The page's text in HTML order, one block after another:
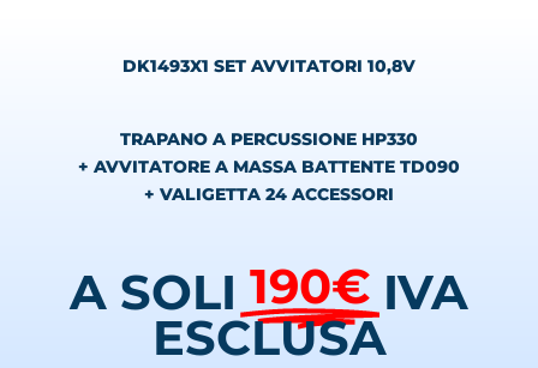
DK1493X1 SET AVVITATORI 10,8V
TRAPANO A PERCUSSIONE HP330
+ AVVITATORE A MASSA BATTENTE TD090
+ VALIGETTA 24 ACCESSORI
A SOLI 190€ IVA
ESCLUSA